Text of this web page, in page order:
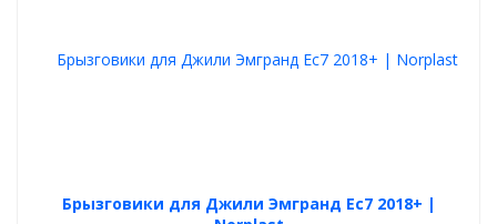
Брызговики для Джили Эмгранд Ес7 2018+ |